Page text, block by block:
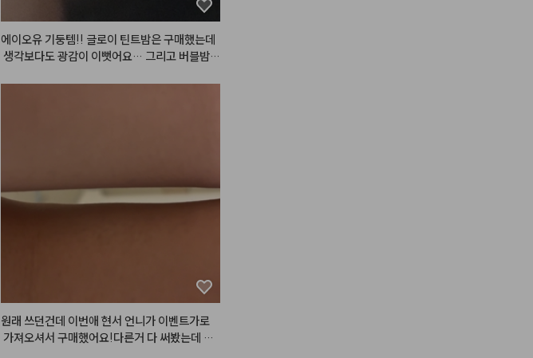
(처음사진은 웜톤립에 바른거, 두번째는 쿨톤립
에 바른거, tmi저는 웜톤에 바르는걸 더 좋아해
요 진짜 이쁘거등요><)
에이오유 기둥템!! 글로이 틴트밤은 구매했는데
생각보다도 광감이 이뻣어요… 그리고 버블밤
원래 쓰던건데 이번애 현서 언니가 이벤트가로
가져오셔서 구매했어요!다른거 다 써봤는데 에